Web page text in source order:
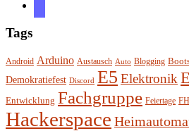
Tags
Android Arduino Austausch Auto Blogging
Demokratiefest Discord E5 Elektronik
Entwicklung Fachgruppe Feiertage
Hackerspace